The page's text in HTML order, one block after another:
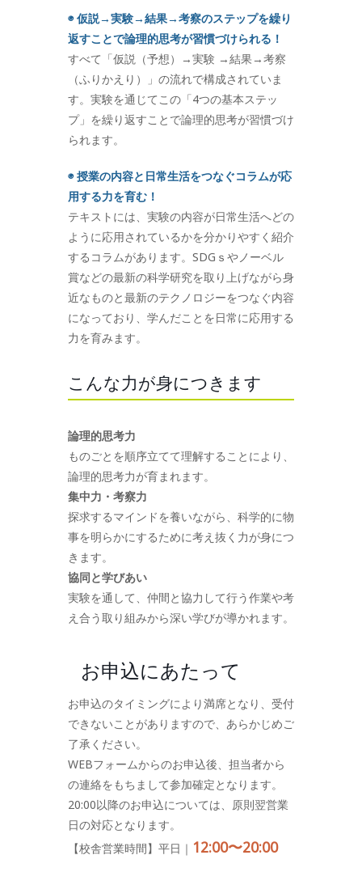
◉ 仮説→実験→結果→考察のステップを繰り
返すことで論理的思考が習慣づけられる！
すべて「仮説（予想）→実験 →結果→考察
（ふりかえり）」の流れで構成されていま
す。実験を通じてこの「4つの基本ステッ
プ」を繰り返すことで論理的思考が習慣づけ
られます。
◉ 授業の内容と日常生活をつなぐコラムが応
用する力を育む！
テキストには、実験の内容が日常生活へどの
ように応用されているかを分かりやすく紹介
するコラムがあります。SDGｓやノーベル
賞などの最新の科学研究を取り上げながら身
近なものと最新のテクノロジーをつなぐ内容
になっており、学んだことを日常に応用する
力を育みます。
こんな力が身につきます
論理的思考力
ものごとを順序立てて理解することにより、
論理的思考力が育まれます。
集中力・考察力
探求するマインドを養いながら、科学的に物
事を明らかにするために考え抜く力が身につ
きます。
協同と学びあい
実験を通して、仲間と協力して行う作業や考
え合う取り組みから深い学びが導かれます。
お申込にあたって
お申込のタイミングにより満席となり、受付
できないことがありますので、あらかじめご
了承ください。
WEBフォームからのお申込後、担当者から
の連絡をもちまして参加確定となります。
20:00以降のお申込については、原則翌営業
日の対応となります。
【校舎営業時間】平日｜ 12:00〜20:00